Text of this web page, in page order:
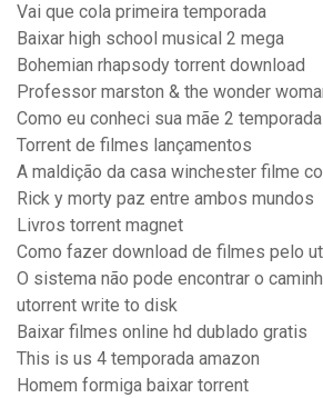
Vai que cola primeira temporada
Baixar high school musical 2 mega
Bohemian rhapsody torrent download
Professor marston & the wonder
Como eu conheci sua mãe 2
Torrent de filmes lançamentos
A maldição da casa winchester filme
Rick y morty paz entre ambos mundos
Livros torrent magnet
Como fazer download de filmes pelo
O sistema não pode encontrar o
utorrent write to disk
Baixar filmes online hd dublado gratis
This is us 4 temporada amazon
Homem formiga baixar torrent